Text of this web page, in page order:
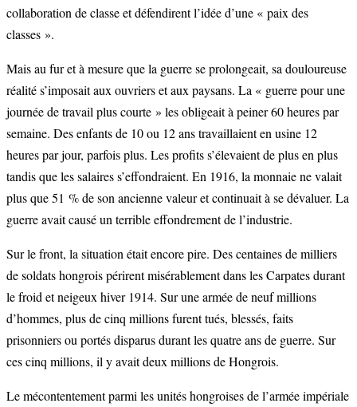
collaboration de classe et défendirent l’idée d’une « paix des
classes ».
Mais au fur et à mesure que la guerre se prolongeait, sa douloureuse
réalité s’imposait aux ouvriers et aux paysans. La « guerre pour une
journée de travail plus courte » les obligeait à peiner 60 heures par
semaine. Des enfants de 10 ou 12 ans travaillaient en usine 12
heures par jour, parfois plus. Les profits s’élevaient de plus en plus
tandis que les salaires s’effondraient. En 1916, la monnaie ne valait
plus que 51 % de son ancienne valeur et continuait à se dévaluer. La
guerre avait causé un terrible effondrement de l’industrie.
Sur le front, la situation était encore pire. Des centaines de milliers
de soldats hongrois périrent misérablement dans les Carpates durant
le froid et neigeux hiver 1914. Sur une armée de neuf millions
d’hommes, plus de cinq millions furent tués, blessés, faits
prisonniers ou portés disparus durant les quatre ans de guerre. Sur
ces cinq millions, il y avait deux millions de Hongrois.
Le mécontentement parmi les unités hongroises de l’armée impériale